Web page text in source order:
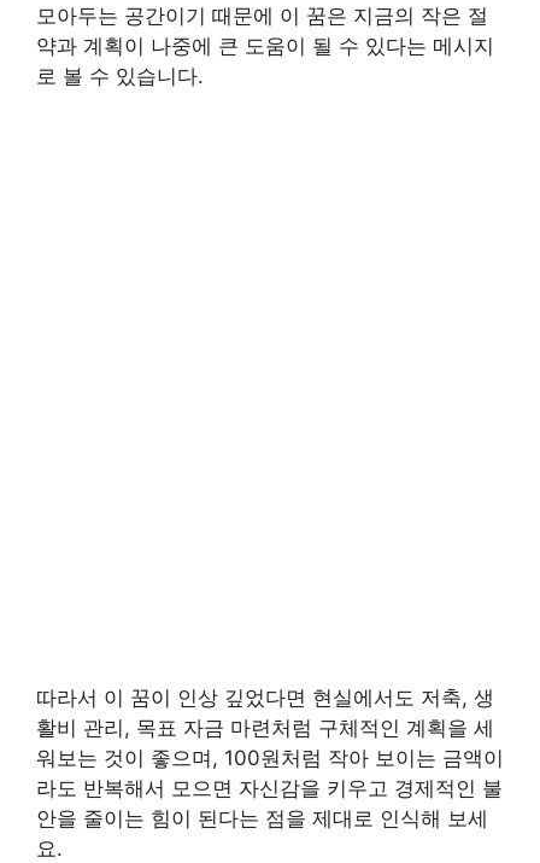
모아두는 공간이기 때문에 이 꿈은 지금의 작은 절
약과 계획이 나중에 큰 도움이 될 수 있다는 메시지
로 볼 수 있습니다.
따라서 이 꿈이 인상 깊었다면 현실에서도 저축, 생
활비 관리, 목표 자금 마련처럼 구체적인 계획을 세
워보는 것이 좋으며, 100원처럼 작아 보이는 금액이
라도 반복해서 모으면 자신감을 키우고 경제적인 불
안을 줄이는 힘이 된다는 점을 제대로 인식해 보세
요.